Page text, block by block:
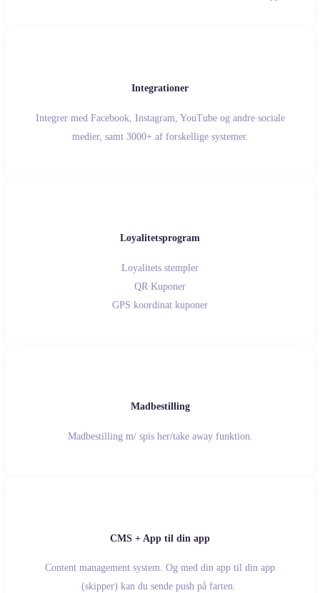
Integrationer
Integrer med Facebook, Instagram, YouTube og andre sociale
medier, samt 3000+ af forskellige systemer.
Loyalitetsprogram
Loyalitets stempler
QR Kuponer
GPS koordinat kuponer
Madbestilling
Madbestilling m/ spis her/take away funktion.
CMS + App til din app
Content management system. Og med din app til din app
(skipper) kan du sende push på farten.